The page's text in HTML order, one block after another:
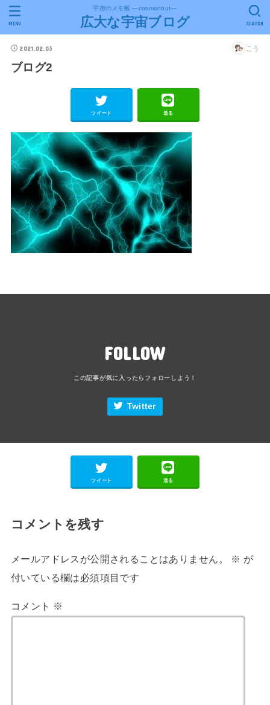
宇宙のメモ帳 ―cosmonaut―
広大な宇宙ブログ SEARCH
MENU
2021.02.03 こう
ブログ2
ツイート 送る
FOLLOW
Twitter
ツイート 送る
コメントを残す
メールアドレスが公開されることはありません。 ※ が
付いている欄は必須項目です
コメント ※